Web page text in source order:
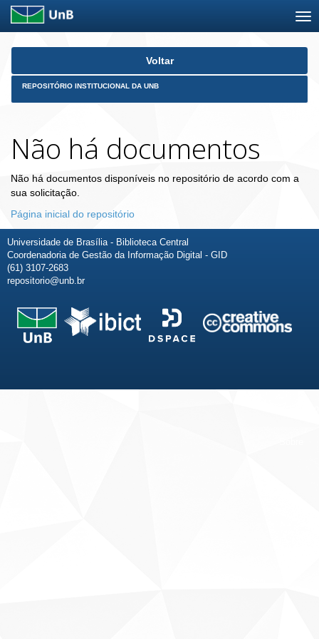
Skip
Voltar
REPOSITÓRIO INSTITUCIONAL DA UNB
Não há documentos
Não há documentos disponíveis no repositório de acordo com a
sua solicitação.
Página inicial do repositório
Universidade de Brasília - Biblioteca Central
Coordenadoria de Gestão da Informação Digital - GID
(61) 3107-2683
repositorio@unb.br